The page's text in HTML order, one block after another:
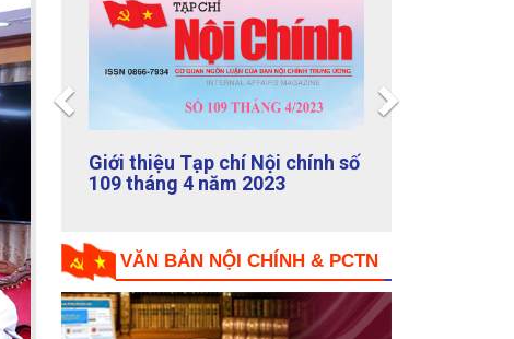
TẠP CHÍ NỘI CHÍNH
Giới thiệu Tạp chí Nội chính số
108 tháng 3 năm 2023
Previous